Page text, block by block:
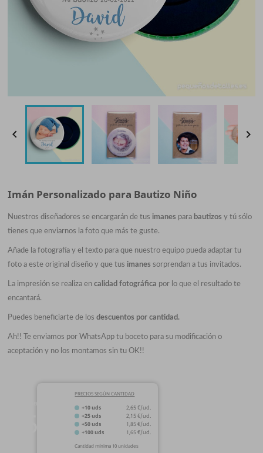
 
Imán Personalizado para Bautizo Niño
Nuestros diseñadores se encargarán de tus imanes para bautizos y tú sólo
tienes que enviarnos la foto que más te guste.
Añade la fotografía y el texto para que nuestro equipo pueda adaptar tu
foto a este original diseño y que tus imanes sorprendan a tus invitados.
La impresión se realiza encalidad fotográfica por lo que el resultado te
encantará.
Puedes beneficiarte de losdescuentos por cantidad.
Ah!! Te enviamos por WhatsApp tu boceto para su modificación o
aceptación y no los montamos sin tu OK!!
PRECIOS SEGÚN CANTIDAD
+10 uds
2,65 €/ud.
+25 uds
2,15 €/ud.
+50 uds
1,85 €/ud.
+100 uds
1,65 €/ud.
Cantidad mínima 10 unidades